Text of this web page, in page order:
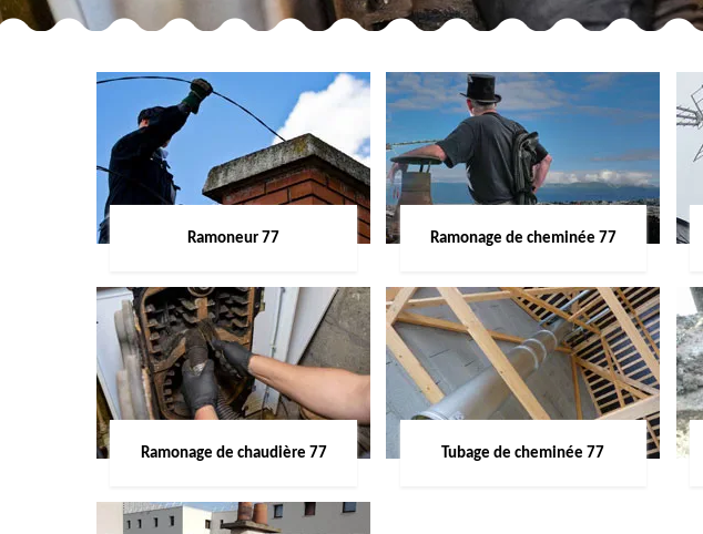
Ramoneur 77 Ramonage de cheminée 77
Ramonage de chaudière 77 Tubage de cheminée 77